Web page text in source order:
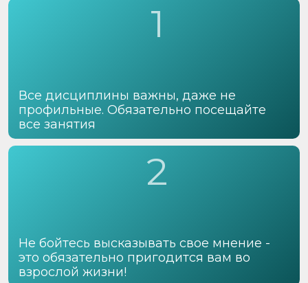
Все дисциплины важны, даже не
профильные. Обязательно посещайте
все занятия
1
Не бойтесь высказывать свое мнение -
это обязательно пригодится вам во
взрослой жизни!
2